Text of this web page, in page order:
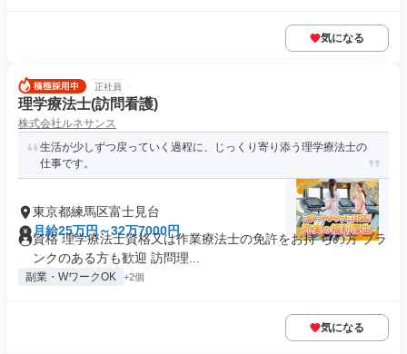
気になる
正社員
理学療法士(訪問看護)
株式会社ルネサンス
生活が少しずつ戻っていく過程に、じっくり寄り添う理学療法士の
仕事です。
東京都練馬区富士見台
月給25万円～32万7000円
資格 理学療法士資格又は作業療法士の免許をお持 ちの方 ブラ
ンクのある方も歓迎 訪問理...
副業・WワークOK +2個
気になる